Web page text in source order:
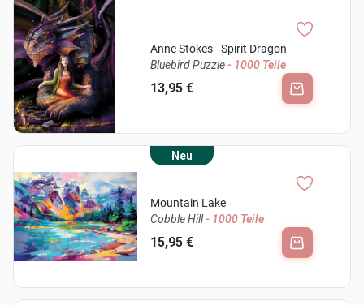
Anne Stokes - Spirit Dragon
Bluebird Puzzle- 1000 Teile
13,95 €
Neu
Mountain Lake
Cobble Hill- 1000 Teile
15,95 €